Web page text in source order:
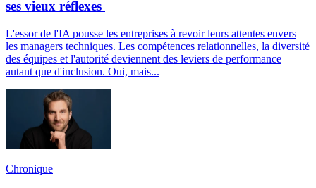
ses vieux réflexes
L'essor de l'IA pousse les entreprises à revoir leurs attentes envers
les managers techniques. Les compétences relationnelles, la diversité
des équipes et l'autorité deviennent des leviers de performance
autant que d'inclusion. Oui, mais...
Chronique